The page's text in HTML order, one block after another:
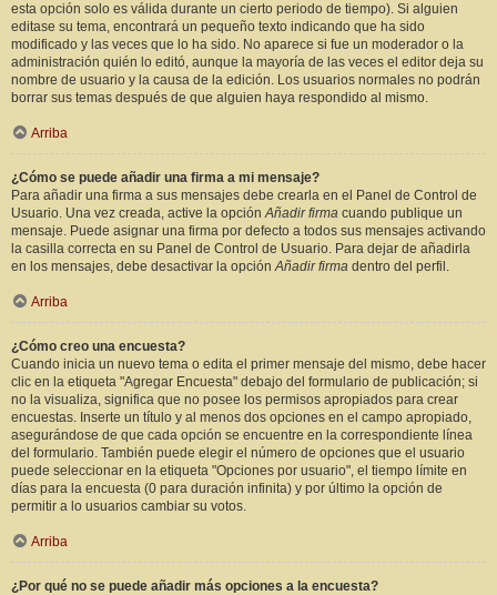
esta opción solo es válida durante un cierto periodo de tiempo). Si alguien
editase su tema, encontrará un pequeño texto indicando que ha sido
modificado y las veces que lo ha sido. No aparece si fue un moderador o la
administración quién lo editó, aunque la mayoría de las veces el editor deja su
nombre de usuario y la causa de la edición. Los usuarios normales no podrán
borrar sus temas después de que alguien haya respondido al mismo.
Arriba
¿Cómo se puede añadir una firma a mi mensaje?
Para añadir una firma a sus mensajes debe crearla en el Panel de Control de
Usuario. Una vez creada, active la opciónAñadir firma cuando publique un
mensaje. Puede asignar una firma por defecto a todos sus mensajes activando
la casilla correcta en su Panel de Control de Usuario. Para dejar de añadirla
en los mensajes, debe desactivar la opciónAñadir firma dentro del perfil.
Arriba
¿Cómo creo una encuesta?
Cuando inicia un nuevo tema o edita el primer mensaje del mismo, debe hacer
clic en la etiqueta "Agregar Encuesta" debajo del formulario de publicación; si
no la visualiza, significa que no posee los permisos apropiados para crear
encuestas. Inserte un título y al menos dos opciones en el campo apropiado,
asegurándose de que cada opción se encuentre en la correspondiente línea
del formulario. También puede elegir el número de opciones que el usuario
puede seleccionar en la etiqueta "Opciones por usuario", el tiempo límite en
días para la encuesta (0 para duración infinita) y por último la opción de
permitir a lo usuarios cambiar su votos.
Arriba
¿Por qué no se puede añadir más opciones a la encuesta?